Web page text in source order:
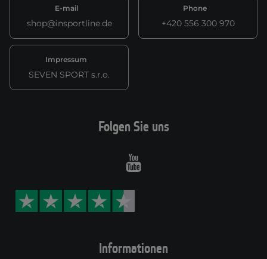
E-mail
shop@insportline.de
Phone
+420 556 300 970
Impressum
SEVEN SPORT s.r.o.
Informationen
Folgen Sie uns
Youtube